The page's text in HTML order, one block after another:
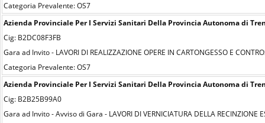
Categoria Prevalente: OS7
Azienda Provinciale Per I Servizi Sanitari Della Provincia Autonoma di
Cig: B2DC08F3FB
Gara ad Invito - LAVORI DI REALIZZAZIONE OPERE IN CARTONGESSO E
Categoria Prevalente: OS7
Azienda Provinciale Per I Servizi Sanitari Della Provincia Autonoma di
Cig: B2B25B99A0
Gara ad Invito - Avviso di Gara - LAVORI DI VERNICIATURA DELLA RECINZIONE